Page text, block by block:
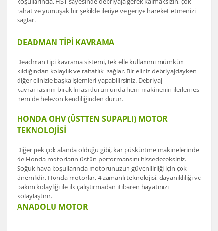
rahat ve yumuşak bir şekilde ileriye ve geriye hareket etmenizi
sağlar.
DEADMAN TİPİ KAVRAMA
Deadman tipi kavrama sistemi, tek elle kullanımı mümkün
kıldığından kolaylık ve rahatlık sağlar. Bir eliniz debriyajdayken
diğer elinizle başka işlemleri yapabilirsiniz. Debriyaj
kavramasının bırakılması durumunda hem makinenin ilerlemesi
hem de helezon kendiliğinden durur.
HONDA OHV (ÜSTTEN SUPAPLI) MOTOR
TEKNOLOJİSİ
Diğer pek çok alanda olduğu gibi, kar püskürtme makinelerinde
de Honda motorların üstün performansını hissedeceksiniz.
Soğuk hava koşullarında motorunuzun güvenilirliği için çok
önemlidir. Honda motorlar, 4 zamanlı teknolojisi, dayanıklılığı ve
bakım kolaylığı ile ilk çalıştırmadan itibaren hayatınızı
kolaylaştırır.
ANADOLU MOTOR